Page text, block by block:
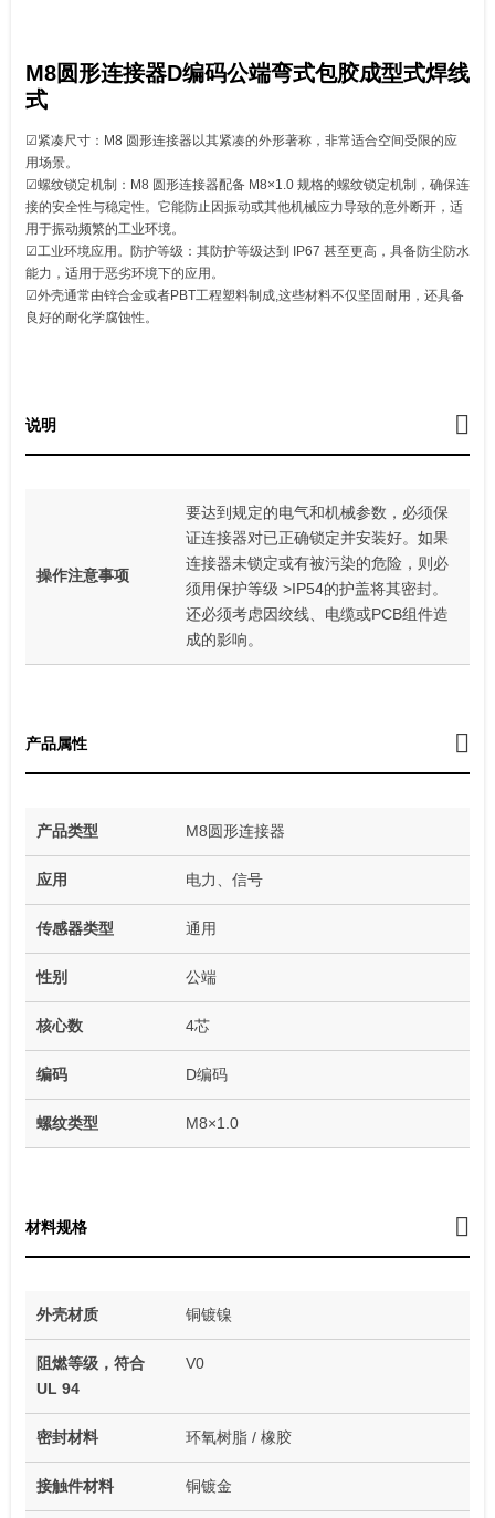
M8圆形连接器D编码公端弯式包胶成型式焊线
式
☑紧凑尺寸：M8 圆形连接器以其紧凑的外形著称，非常适合空间受限的应
用场景。
☑螺纹锁定机制：M8 圆形连接器配备 M8×1.0 规格的螺纹锁定机制，确保连
接的安全性与稳定性。它能防止因振动或其他机械应力导致的意外断开，适
用于振动频繁的工业环境。
☑工业环境应用。防护等级：其防护等级达到 IP67 甚至更高，具备防尘防水
能力，适用于恶劣环境下的应用。
☑外壳通常由锌合金或者PBT工程塑料制成,这些材料不仅坚固耐用，还具备
良好的耐化学腐蚀性。
说明
操作注意事项
要达到规定的电气和机械参数，必须保
证连接器对已正确锁定并安装好。如果
连接器未锁定或有被污染的危险，则必
须用保护等级 >IP54的护盖将其密封。
还必须考虑因绞线、电缆或PCB组件造
成的影响。
产品属性
产品类型 M8圆形连接器
应用 电力、信号
传感器类型 通用
性别 公端
核心数 4芯
编码 D编码
螺纹类型 M8×1.0
材料规格
外壳材质 铜镀镍
阻燃等级，符合
UL 94
V0
密封材料 环氧树脂 / 橡胶
接触件材料 铜镀金